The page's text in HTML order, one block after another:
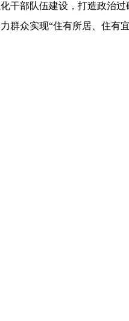
干部队伍建设，打造政治
群众实现“住有所居、住有宜